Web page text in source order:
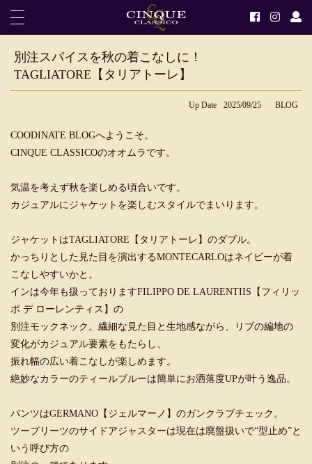
別注スパイスを秋の着こなしに！
TAGLIATORE【タリアトーレ】
Up Date 2025/09/25 BLOG
COODINATE BLOGへようこそ。
CINQUE CLASSICOのオオムラです。
気温を考えず秋を楽しめる頃合いです。
カジュアルにジャケットを楽しむスタイルでまいります。
ジャケットはTAGLIATORE【タリアトーレ】のダブル。
かっちりとした見た目を演出するMONTECARLOはネイビーが着
こなしやすいかと。
インは今年も扱っておりますFILIPPO DE LAURENTIIS【フィリッ
ポ デ ローレンティス】の
別注モックネック。繊細な見た目と生地感ながら、リブの編地の
変化がカジュアル要素をもたらし、
振れ幅の広い着こなしが楽しめます。
絶妙なカラーのティールブルーは簡単にお洒落度UPが叶う逸品。
パンツはGERMANO【ジェルマーノ】のガンクラブチェック。
ツープリーツのサイドアジャスターは現在は廃盤扱いで“型止め”と
いう呼び方の